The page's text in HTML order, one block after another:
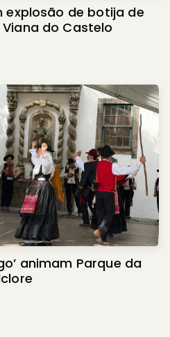
explosão de botija de
do Castelo
animam Parque da